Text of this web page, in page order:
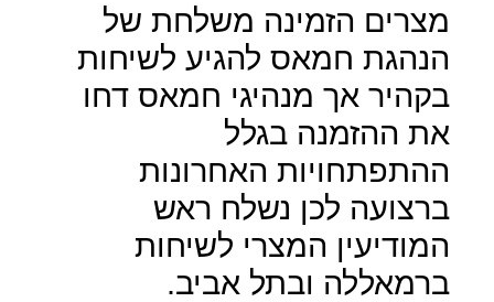
מצרים הזמינה משלחת של
הנהגת חמאס להגיע לשיחות
בקהיר אך מנהיגי חמאס דחו
את ההזמנה בגלל
ההתפתחויות האחרונות
ברצועה לכן נשלח ראש
המודיעין המצרי לשיחות
ברמאללה ובתל אביב.